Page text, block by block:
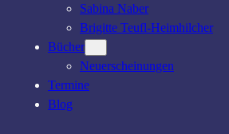
Sabina Naber
Brigitte Teufl-Heimhilcher
Bücher
Neuerscheinungen
Termine
Blog